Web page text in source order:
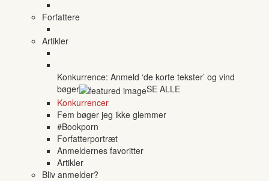
Forfattere
Artikler
Konkurrence: Anmeld ‘de korte tekster’ og vind
bøger
SE ALLE
Konkurrencer
Fem bøger jeg ikke glemmer
#Bookporn
Forfatterportræt
Anmeldernes favoritter
Artikler
Bliv anmelder?